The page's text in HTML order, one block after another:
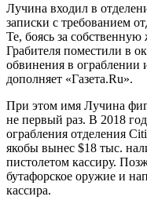
Лучина входил в
записки с требованием
Те, боясь за
Грабителя поместили в
обвинения в ограблении
дополняет «Газета.Ru».
При этом имя Лучина
не первый раз. В 2018
ограбления отделения
якобы вынес $18 тыс.
пистолетом кассиру.
бутафорское оружие и
кассира.